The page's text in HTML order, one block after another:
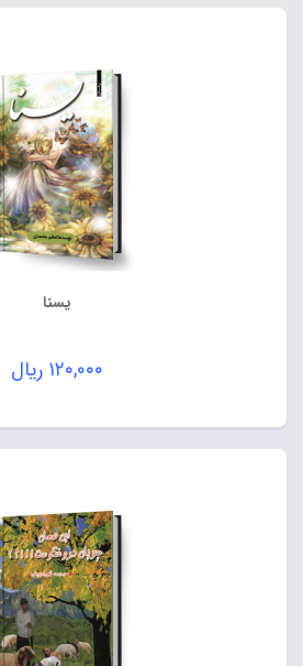
یسنا
۱۲۰,۰۰۰ ریال